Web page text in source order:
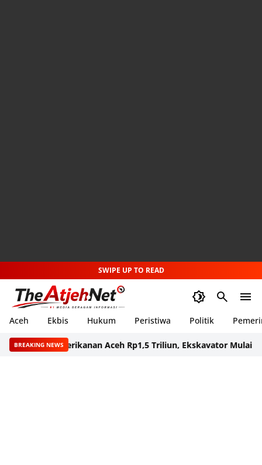
SWIPE UP TO READ
Aceh Ekbis Hukum Peristiwa Politik
BREAKING NEWS
Perikanan Aceh Rp1,5 Triliun, Ekskavator Mulai Dikirim